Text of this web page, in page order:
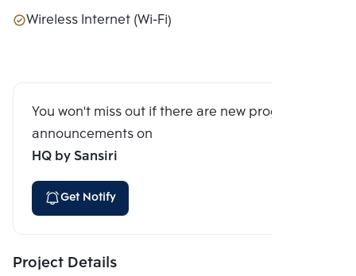
Wireless Internet (Wi-Fi)
You won't miss out if there are new program
announcements on
HQ by Sansiri
Get Notify
Project Details